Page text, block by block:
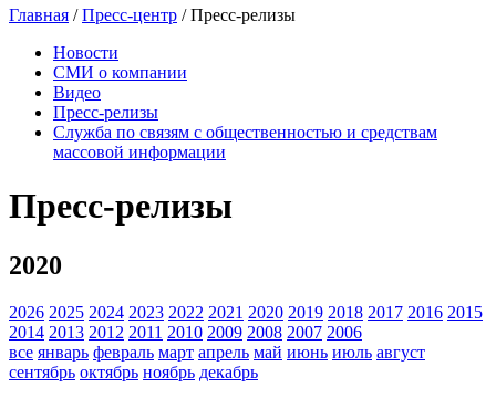
Главная /Пресс-центр / Пресс-релизы
Новости
СМИ о компании
Видео
Пресс-релизы
Служба по связям с общественностью и средствам
массовой информации
Пресс-релизы
2020
2026 2025 2024 2023 2022 2021 2020 2019 2018 2017 2016 2015
2014 2013 2012 2011 2010 2009 2008 2007 2006
все январь февраль март апрель май июнь июль август
сентябрь октябрь ноябрь декабрь